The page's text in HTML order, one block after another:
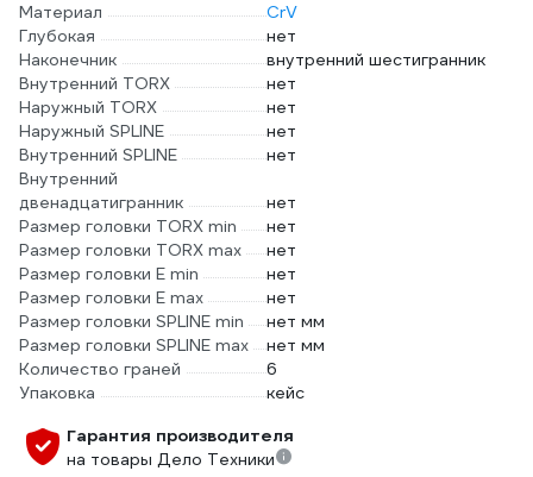
Материал
CrV
Глубокая
нет
Наконечник
внутренний шестигранник
Внутренний TORX
нет
Наружный TORX
нет
Наружный SPLINE
нет
Внутренний SPLINE
нет
Внутренний
двенадцатигранник
нет
Размер головки TORX min
нет
Размер головки TORX max
нет
Размер головки E min
нет
Размер головки E max
нет
Размер головки SPLINE min
нет мм
Размер головки SPLINE max
нет мм
Количество граней
6
Упаковка
кейс
Гарантия производителя
на товары Дело Техники